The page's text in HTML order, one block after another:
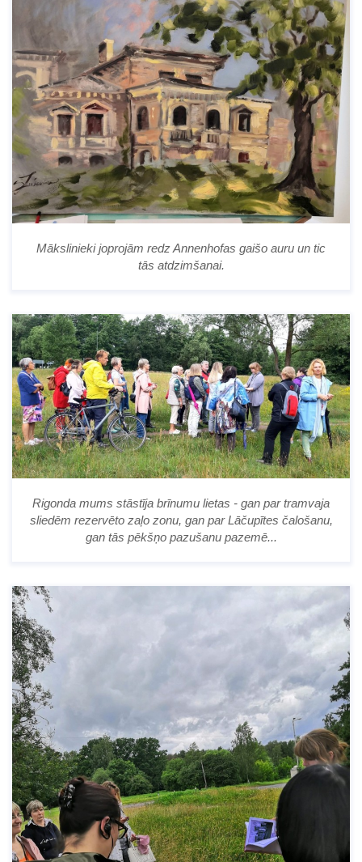
Mākslinieki joprojām redz Annenhofas gaišo auru un tic
tās atdzimšanai.
Rigonda mums stāstīja brīnumu lietas - gan par tramvaja
sliedēm rezervēto zaļo zonu, gan par Lāčupītes čalošanu,
gan tās pēkšņo pazušanu pazemē...